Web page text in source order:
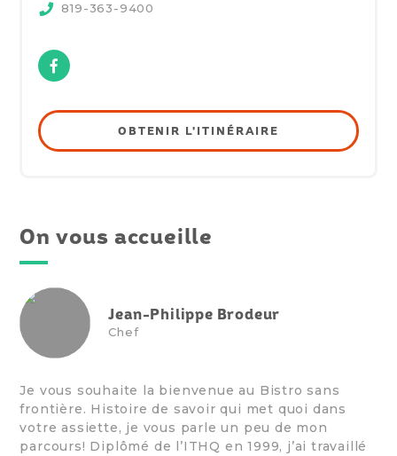
819-363-9400
Facebook
OBTENIR L'ITINÉRAIRE
On vous accueille
Jean-Philippe Brodeur
Chef
Je vous souhaite la bienvenue au Bistro sans
frontière. Histoire de savoir qui met quoi dans
votre assiette, je vous parle un peu de mon
parcours! Diplômé de l’ITHQ en 1999, j’ai travaillé